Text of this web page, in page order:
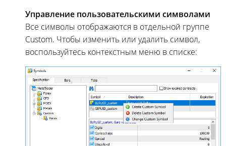
Управление пользовательскими символами
Все символы отображаются в отдельной группе
Custom. Чтобы изменить или удалить символ,
воспользуйтесь контекстным меню в списке: